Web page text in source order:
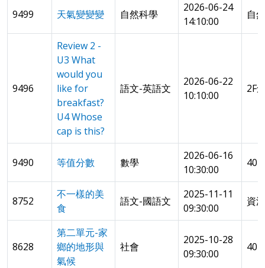
9499 天氣變變變 自然科學
2026-06-24
14:10:00
自
9496
Review 2 -
U3 What
would you
like for
breakfast?
U4 Whose
cap is this?
語文-英語文
2026-06-22
10:10:00
2F
9490 等值分數 數學
2026-06-16
10:30:00
8752
不一樣的美
食
語文-國語文
2025-11-11
09:30:00
資
8628
第二單元-家
鄉的地形與
氣候
社會
2025-10-28
09:30:00